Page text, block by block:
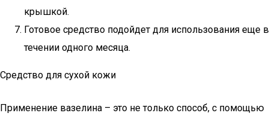
крышкой.
Готовое средство подойдет для использования еще в
течении одного месяца.
Средство для сухой кожи
Применение вазелина – это не только способ, с помощью